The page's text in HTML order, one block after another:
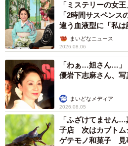
「ミステリーの女
「2時間サスペン
違う血液型に「私
屋】まいどなニュース
2026.08.06
「わぁ…姐さん…
優岩下志麻さん、
まいどなメディア
2026.08.05
「ふざけてません
子店 次はカブトム
ゲテモノ和菓子 見